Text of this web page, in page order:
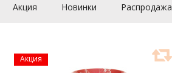
Акция Новинки Распродажа
Акция